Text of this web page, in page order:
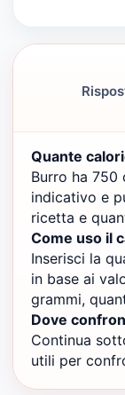
Quante
Burro ha 750
indicativo e
ricetta e
Come uso il
Inserisci la
in base ai
grammi,
Dove
Continua
utili per